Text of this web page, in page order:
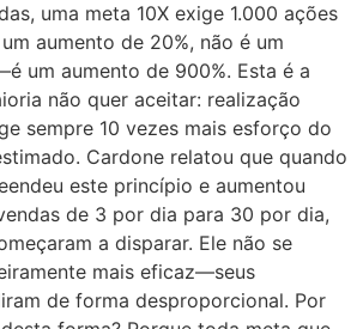
uma meta 10X exige 1.000 ações
aumento de 20%, não é um
um aumento de 900%. Esta é a
não quer aceitar: realização
sempre 10 vezes mais esforço do
Cardone relatou que quando
este princípio e aumentou
de 3 por dia para 30 por dia,
a disparar. Ele não se
mais eficaz—seus
de forma desproporcional. Por